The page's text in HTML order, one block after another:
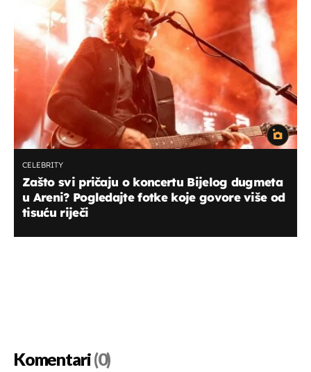
CELEBRITY
Zašto svi pričaju o koncertu Bijelog dugmeta
u Areni? Pogledajte fotke koje govore više od
tisuću riječi
Komentari(0)